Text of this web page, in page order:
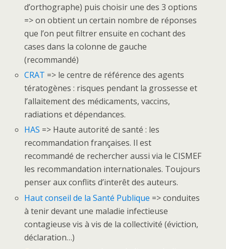
d’orthographe) puis choisir une des 3 options
=> on obtient un certain nombre de réponses
que l’on peut filtrer ensuite en cochant des
cases dans la colonne de gauche
(recommandé)
CRAT => le centre de référence des agents
tératogènes : risques pendant la grossesse et
l’allaitement des médicaments, vaccins,
radiations et dépendances.
HAS => Haute autorité de santé : les
recommandation françaises. Il est
recommandé de rechercher aussi via le CISMEF
les recommandation internationales. Toujours
penser aux conflits d’interêt des auteurs.
Haut conseil de la Santé Publique => conduites
à tenir devant une maladie infectieuse
contagieuse vis à vis de la collectivité (éviction,
déclaration…)